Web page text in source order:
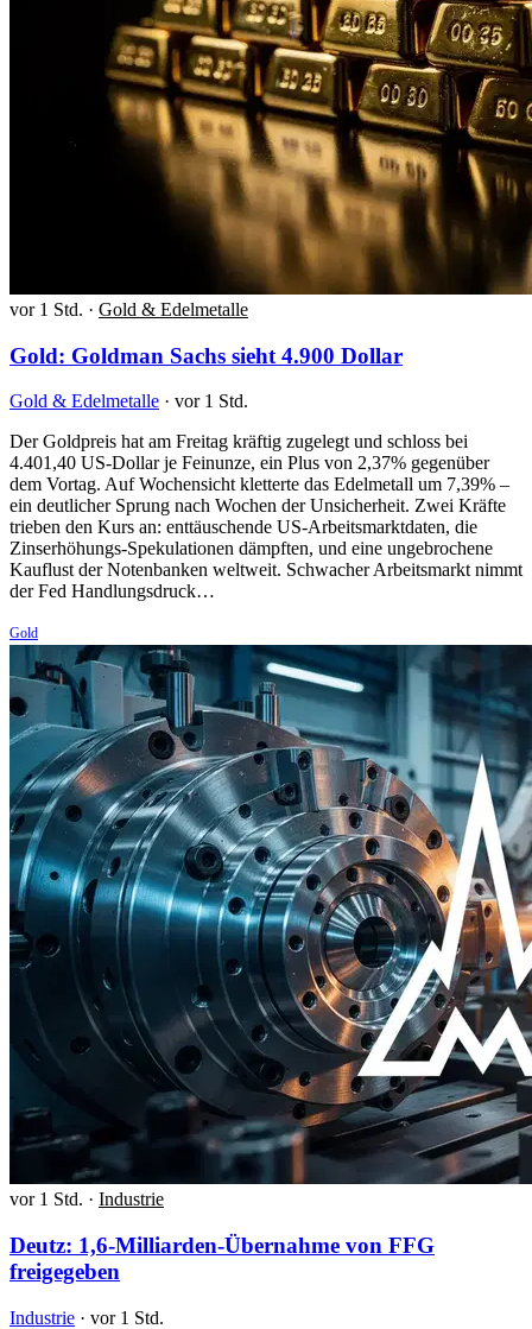
vor 1 Std. · Gold & Edelmetalle
Gold: Goldman Sachs sieht 4.900 Dollar
Gold & Edelmetalle · vor 1 Std.
Der Goldpreis hat am Freitag kräftig zugelegt und schloss bei
4.401,40 US-Dollar je Feinunze, ein Plus von 2,37% gegenüber
dem Vortag. Auf Wochensicht kletterte das Edelmetall um 7,39% –
ein deutlicher Sprung nach Wochen der Unsicherheit. Zwei Kräfte
trieben den Kurs an: enttäuschende US-Arbeitsmarktdaten, die
Zinserhöhungs-Spekulationen dämpften, und eine ungebrochene
Kauflust der Notenbanken weltweit. Schwacher Arbeitsmarkt nimmt
der Fed Handlungsdruck…
Gold
vor 1 Std. · Industrie
Deutz: 1,6-Milliarden-Übernahme von FFG
freigegeben
Industrie · vor 1 Std.